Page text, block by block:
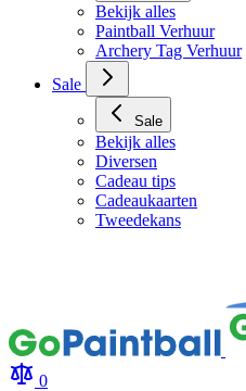
Bekijk alles
Paintball Verhuur
Archery Tag Verhuur
Sale
Sale
Bekijk alles
Diversen
Cadeau tips
Cadeaukaarten
Tweedekans
0